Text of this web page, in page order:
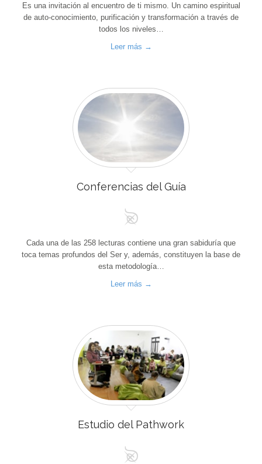
Es una invitación al encuentro de ti mismo. Un camino espiritual
de auto-conocimiento, purificación y transformación a través de
todos los niveles…
Leer más →
Conferencias del Guía
Cada una de las 258 lecturas contiene una gran sabiduría que
toca temas profundos del Ser y, además, constituyen la base de
esta metodología…
Leer más →
Estudio del Pathwork